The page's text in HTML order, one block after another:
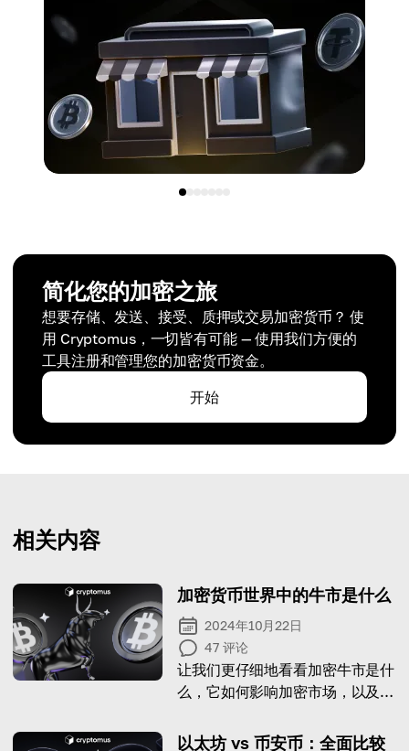
简化您的加密之旅
想要存储、发送、接受、质押或交易加密货币？ 使
用 Cryptomus，一切皆有可能 — 使用我们方便的
工具注册和管理您的加密货币资金。
开始
相关内容
加密货币世界中的牛市是什么
2024年10月22日
47 评论
让我们更仔细地看看加密牛市是什
么，它如何影响加密市场，以及如
以太坊 vs 币安币：全面比较